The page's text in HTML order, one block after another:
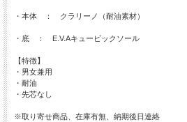
・本体 ： クラリーノ（耐油素材）
・底 ： E.V.Aキュービックソール
【特徴】
・男女兼用
・耐油
・先芯なし
※取り寄せ商品、在庫有無、納期後日連絡